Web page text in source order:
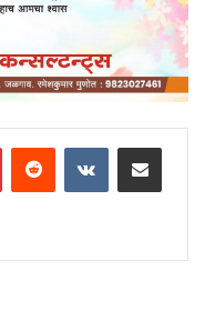
PinterestReddit VKontakteShare via Email